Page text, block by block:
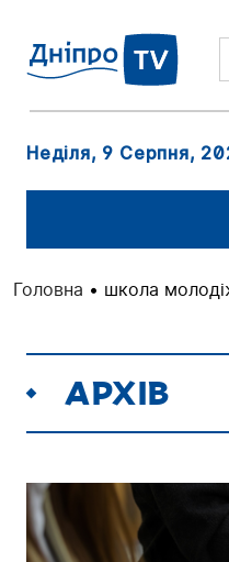
Неділя, 9 Серпня,
Головна • школа
АРХІВ